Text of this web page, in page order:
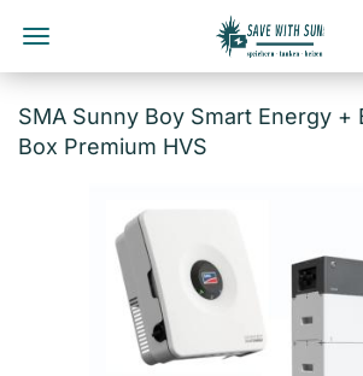
Direkt
zum
Hauptinhalt
SMA Sunny Boy Smart Energy +
Box Premium HVS